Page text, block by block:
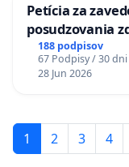
Petícia za
posudzovania
diabetom 1. a
Policajného
188 podpisov
67 Podpisy / 30 dni
28 Jun 2026
1 2 3 4